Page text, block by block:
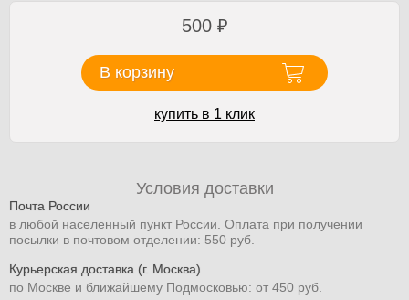
500 ₽
В корзину
купить в 1 клик
Условия доставки
Почта России
в любой населенный пункт России. Оплата при получении
посылки в почтовом отделении: 550 руб.
Курьерская доставка (г. Москва)
по Москве и ближайшему Подмосковью: от 450 руб.